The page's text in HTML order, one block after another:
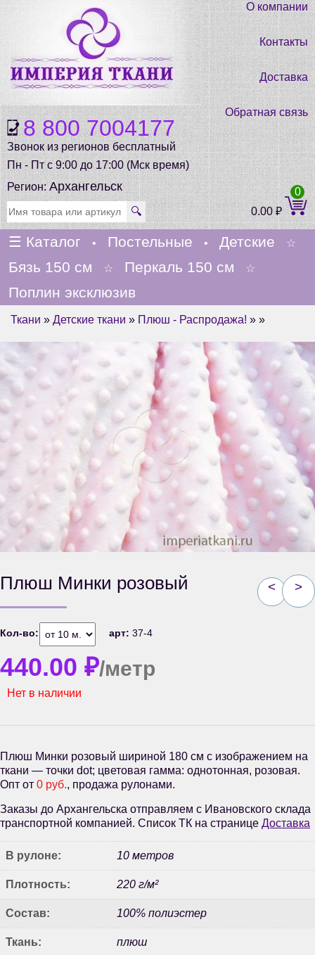
8 800 7004177
Звонок из регионов бесплатный
Пн - Пт с 9:00 до 17:00 (Мск время)
О компании
Контакты
Доставка
Обратная связь
Регион:Архангельск
🔍 0.00₽
0
☰ Каталог • Постельные • Детские ☆
Бязь 150 см ☆ Перкаль 150 см ☆
Поплин эксклюзив
Ткани » Детские ткани » Плюш - Распродажа! » »
< >
Плюш Минки розовый
Кол-во: арт: 37-4
440.00 ₽/метр
Нет в наличии
Плюш Минки розовый шириной 180 см с изображением на
ткани — точки dot; цветовая гамма: однотонная, розовая.
Опт от 0 руб., продажа рулонами.
Заказы до Архангельска отправляем с Ивановского склада
транспортной компанией. Список ТК на странице Доставка
В рулоне: 10 метров
Плотность: 220 г/м²
Состав: 100% полиэстер
Ткань: плюш